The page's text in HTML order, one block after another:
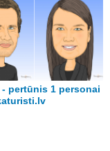
- pertūnis 1 personai